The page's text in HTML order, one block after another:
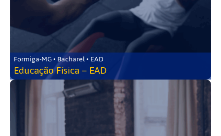
Formiga-MG • Bacharel • EAD
Educação Física – EAD